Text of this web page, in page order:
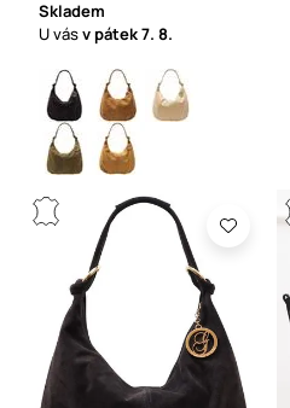
Skladem
U vásv pátek7. 8.